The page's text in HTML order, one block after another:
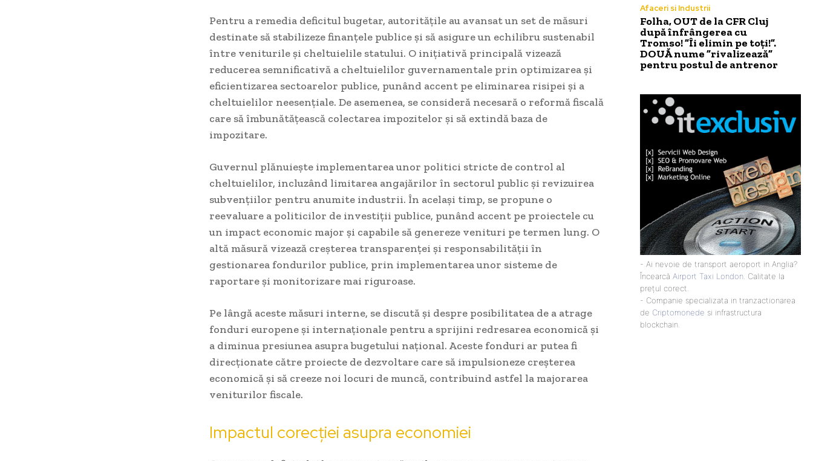
Pentru a remedia deficitul bugetar, autoritățile au avansat un set de măsuri
destinate să stabilizeze finanțele publice și să asigure un echilibru sustenabil
între veniturile și cheltuielile statului. O inițiativă principală vizează
reducerea semnificativă a cheltuielilor guvernamentale prin optimizarea și
eficientizarea sectoarelor publice, punând accent pe eliminarea risipei și a
cheltuielilor neesențiale. De asemenea, se consideră necesară o reformă fiscală
care să îmbunătățească colectarea impozitelor și să extindă baza de
impozitare.
Guvernul plănuiește implementarea unor politici stricte de control al
cheltuielilor, incluzând limitarea angajărilor în sectorul public și revizuirea
subvențiilor pentru anumite industrii. În același timp, se propune o
reevaluare a politicilor de investiții publice, punând accent pe proiectele cu
un impact economic major și capabile să genereze venituri pe termen lung. O
altă măsură vizează creșterea transparenței și responsabilității în
gestionarea fondurilor publice, prin implementarea unor sisteme de
raportare și monitorizare mai riguroase.
Pe lângă aceste măsuri interne, se discută și despre posibilitatea de a atrage
fonduri europene și internaționale pentru a sprijini redresarea economică și
a diminua presiunea asupra bugetului național. Aceste fonduri ar putea fi
direcționate către proiecte de dezvoltare care să impulsioneze creșterea
economică și să creeze noi locuri de muncă, contribuind astfel la majorarea
veniturilor fiscale.
Impactul corecției asupra economiei
Afaceri si Industrii
Folha, OUT de la CFR Cluj
după înfrângerea cu
Tromso! ”Îi elimin pe toți!”.
DOUĂ nume ”rivalizează”
pentru postul de antrenor
- Ai nevoie de transport aeroport in Anglia?
Încearcă Airport Taxi London . Calitate la
prețul corect.
- Companie specializata in tranzactionarea
de Criptomonede si infrastructura
blockchain.